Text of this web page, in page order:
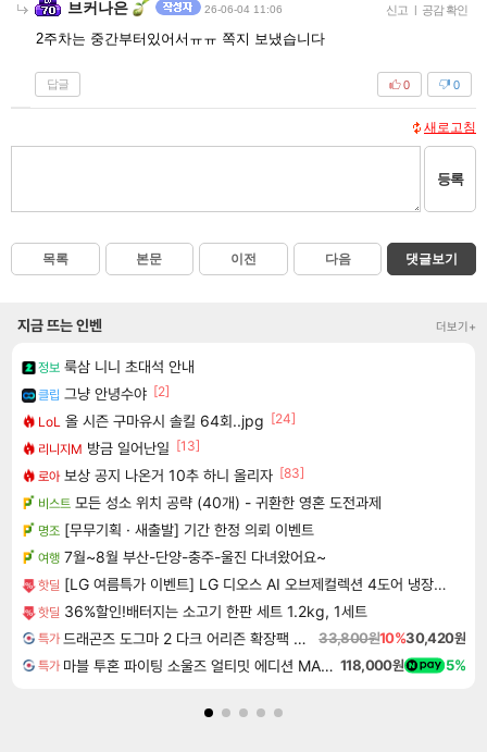
브커나은 26-06-04 11:06 신고 | 공감 확인
2주차는 중간부터있어서ㅠㅠ 쪽지 보냈습니다
답글 0
0
새로고침
등록
목록 본문 이전 다음 댓글보기
지금 뜨는 인벤 더보기+
정보 룩삼 니니 초대석 안내
클립 그냥 안녕수야 [2]
LoL 올 시즌 구마유시 솔킬 64회..jpg [24]
리니지M 방금 일어난일 [13]
로아 보상 공지 나온거 10추 하니 올리자 [83]
비스트 모든 성소 위치 공략 (40개) - 귀환한 영혼 도전과제
명조 [무무기획 · 새출발] 기간 한정 의뢰 이벤트
여행 7월~8월 부산-단양-충주-울진 다녀왔어요~
핫딜 [LG 여름특가 이벤트] LG 디오스 AI 오브제컬렉션 4도어 냉장고 870L 1등급
핫딜 36%할인!배터지는 소고기 한판 세트 1.2kg, 1세트
특가 드래곤즈 도그마 2 다크 어리즌 확장팩 예약구매 Dragon's Dogma 2 Dark Arisen Expansion DLC 33,800원10%30,420원
특가 마블 투혼 파이팅 소울즈 얼티밋 에디션 MARVEL Tokon Fighting Souls Ultimate Edition 118,000원 5%